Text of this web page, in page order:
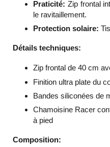
Praticité: Zip frontal
le ravitaillement.
Protection solaire:
Détails techniques:
Zip frontal de 40 cm
Finition ultra plate du
Bandes siliconées de
Chamoisine Racer
à pied
Composition: